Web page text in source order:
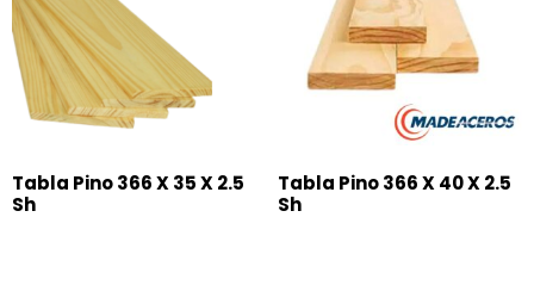
Tabla Pino 366 X 35 X 2.5
Sh
Tabla Pino 366 X 40 X 2.5
Sh